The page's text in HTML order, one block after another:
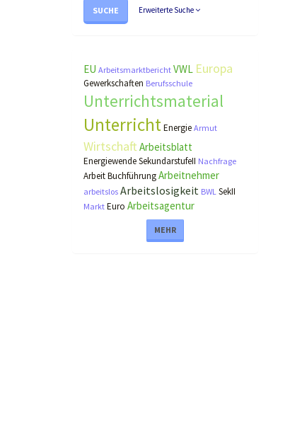
SUCHE Erweiterte Suche
EU Arbeitsmarktbericht VWL Europa
Gewerkschaften Berufsschule
Unterrichtsmaterial
UnterrichtEnergie Armut
WirtschaftArbeitsblatt
EnergiewendeSekundarstufeII Nachfrage
ArbeitBuchführungArbeitnehmer
arbeitslos Arbeitslosigkeit BWL SekII
Markt Euro Arbeitsagentur
MEHR